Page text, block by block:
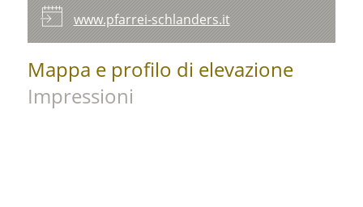
www.pfarrei-schlanders.it
Mappa e profilo di elevazione
Impressioni